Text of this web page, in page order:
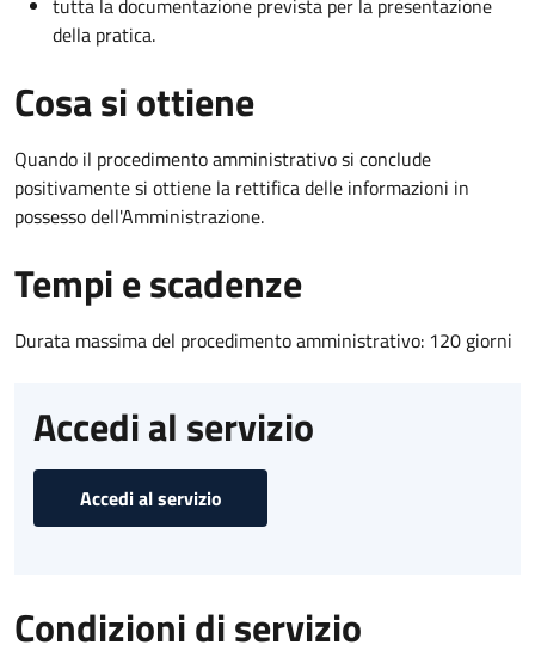
tutta la documentazione prevista per la presentazione
della pratica.
Cosa si ottiene
Quando il procedimento amministrativo si conclude
positivamente si ottiene la rettifica delle informazioni in
possesso dell'Amministrazione.
Tempi e scadenze
Durata massima del procedimento amministrativo: 120 giorni
Accedi al servizio
Accedi al servizio
Condizioni di servizio